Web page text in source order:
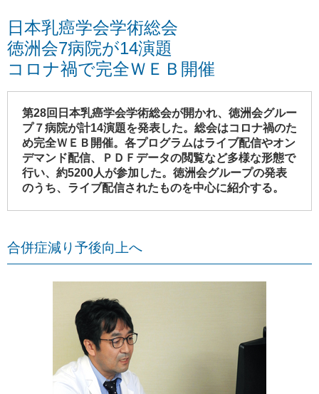
日本乳癌学会学術総会
徳洲会7病院が14演題
コロナ禍で完全ＷＥＢ開催
第28回日本乳癌学会学術総会が開かれ、徳洲会グルー
プ７病院が計14演題を発表した。総会はコロナ禍のた
め完全ＷＥＢ開催。各プログラムはライブ配信やオン
デマンド配信、ＰＤＦデータの閲覧など多様な形態で
行い、約5200人が参加した。徳洲会グループの発表
のうち、ライブ配信されたものを中心に紹介する。
合併症減り予後向上へ